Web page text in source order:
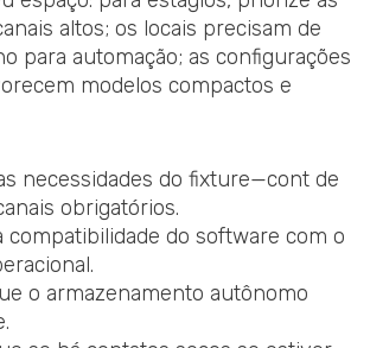
altos; os locais precisam de
para automação; as configurações
modelos compactos e
necessidades do fixture—cont de
obrigatórios.
compatibilidade do software com o
o armazenamento autônomo